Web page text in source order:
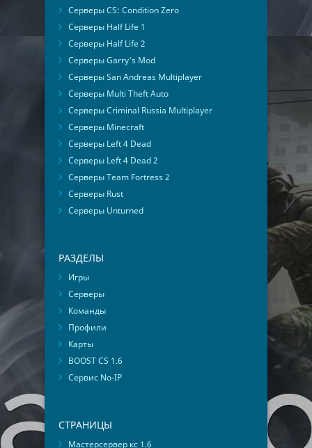
Серверы CS: Condition Zero
Серверы Half Life 1
Серверы Half Life 2
Серверы Garry's Mod
Серверы San Andreas Multiplayer
Серверы Multi Theft Auto
Серверы Criminal Russia Multiplayer
Серверы Minecraft
Серверы Left 4 Dead
Серверы Left 4 Dead 2
Серверы Team Fortress 2
Серверы Rust
Серверы Unturned
РАЗДЕЛЫ
Игры
Серверы
Команды
Профили
Карты
BOOST CS 1.6
Сервис No-IP
СТРАНИЦЫ
Мастерсервер кс 1.6